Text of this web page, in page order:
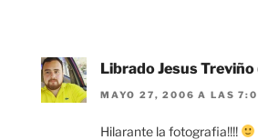
Librado Jesus
MAYO 27, 2006 A LAS
Hilarante la fotografia!!!!